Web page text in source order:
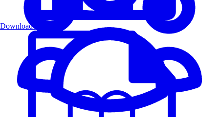
Download PDF